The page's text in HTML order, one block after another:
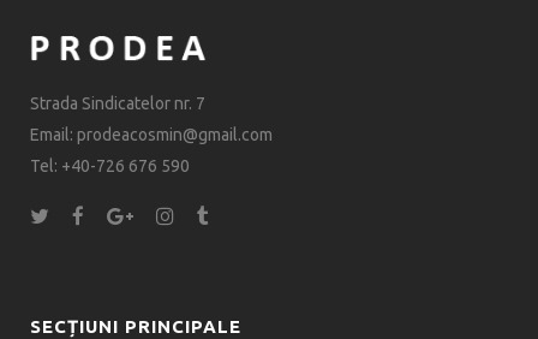
Strada Sindicatelor nr. 7
Email: prodeacosmin@gmail.com
Tel: +40-726 676 590
SECȚIUNI PRINCIPALE